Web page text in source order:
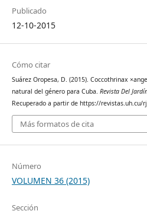
Publicado
12-10-2015
Cómo citar
Suárez Oropesa, D. (2015). Coccothrinax
natural del género para Cuba. Revista Del
Recuperado a partir de https://
Más formatos de cita
Número
VOLUMEN 36 (2015)
Sección